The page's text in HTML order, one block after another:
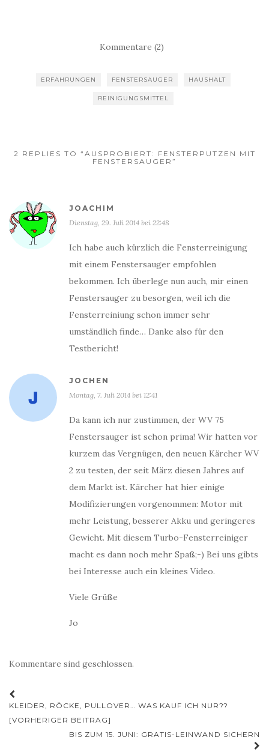
Kommentare (2)
ERFAHRUNGEN FENSTERSAUGER HAUSHALT
REINIGUNGSMITTEL
2 REPLIES TO “AUSPROBIERT: FENSTERPUTZEN MIT
FENSTERSAUGER”
JOACHIM
Dienstag, 29. Juli 2014 bei 22:48
Ich habe auch kürzlich die Fensterreinigung
mit einem Fenstersauger empfohlen
bekommen. Ich überlege nun auch, mir einen
Fenstersauger zu besorgen, weil ich die
Fensterreiniung schon immer sehr
umständlich finde… Danke also für den
Testbericht!
JOCHEN
Montag, 7. Juli 2014 bei 12:41
Da kann ich nur zustimmen, der WV 75
Fenstersauger ist schon prima! Wir hatten vor
kurzem das Vergnügen, den neuen Kärcher WV
2 zu testen, der seit März diesen Jahres auf
dem Markt ist. Kärcher hat hier einige
Modifizierungen vorgenommen: Motor mit
mehr Leistung, besserer Akku und geringeres
Gewicht. Mit diesem Turbo-Fensterreiniger
macht es dann noch mehr Spaß;-) Bei uns gibts
bei Interesse auch ein kleines Video.
Viele Grüße
Jo
Kommentare sind geschlossen.
Beitrags-
Navigation
KLEIDER, RÖCKE, PULLOVER… WAS KAUF ICH NUR??
[VORHERIGER BEITRAG]
BIS ZUM 15. JUNI: GRATIS-LEINWAND SICHERN